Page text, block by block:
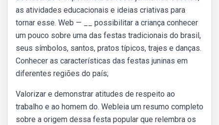
as atividades educacionais e ideias criativas para
tornar esse. Web — __ possibilitar a criança conhecer
um pouco sobre uma das festas tradicionais do brasil,
seus símbolos, santos, pratos típicos, trajes e danças.
Conhecer as características das festas juninas em
diferentes regiões do país;
Valorizar e demonstrar atitudes de respeito ao
trabalho e ao homem do. Webleia um resumo completo
sobre a origem dessa festa popular que relembra os